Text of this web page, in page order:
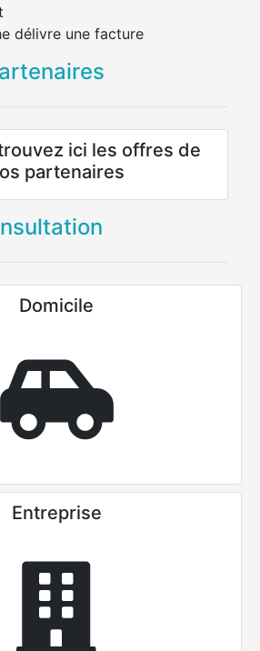
délivre une facture
ici les offres de
partenaires
Domicile
Entreprise